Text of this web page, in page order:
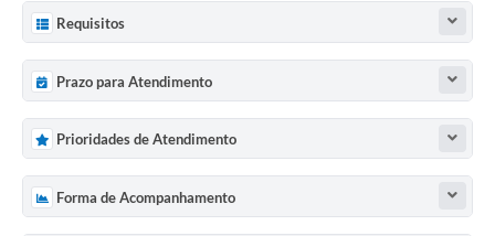
Requisitos
Prazo para Atendimento
Prioridades de Atendimento
Forma de Acompanhamento